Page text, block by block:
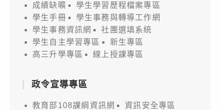
成績缺曠
學生學習歷程檔案專區
學生手冊
學生事務與轉導工作網
學生事務資訊網
社團選填系統
學生自主學習專區
新生專區
高三升學專區
線上授課專區
政令宣導專區
教育部108課綱資訊網
資訊安全專區